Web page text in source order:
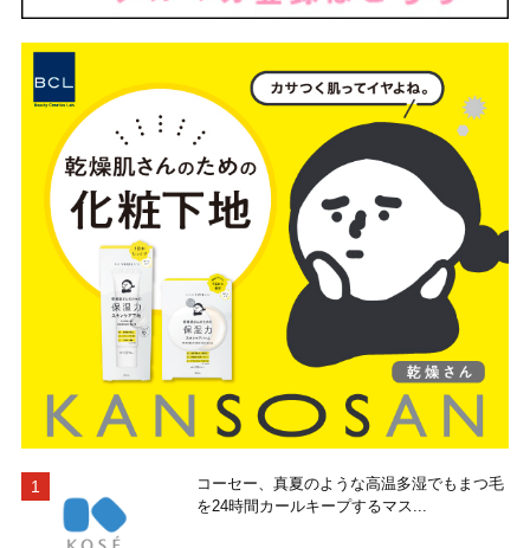
コーセー、真夏のような高温多湿でもまつ毛
を24時間カールキープするマス...